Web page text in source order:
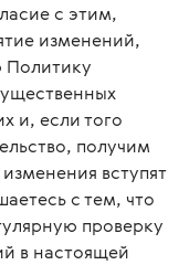
с этим,
изменений,
и, если того
получим
вступят
с тем, что
проверку
в настоящей